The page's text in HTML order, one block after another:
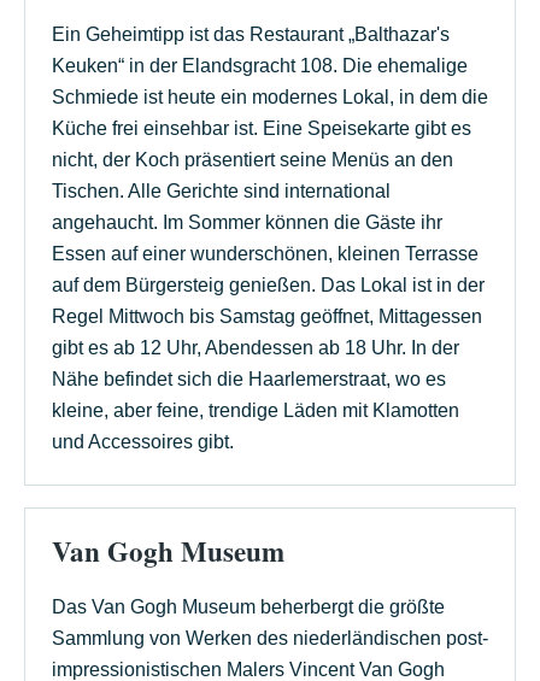
Ein Geheimtipp ist das Restaurant „Balthazar's
Keuken“ in der Elandsgracht 108. Die ehemalige
Schmiede ist heute ein modernes Lokal, in dem die
Küche frei einsehbar ist. Eine Speisekarte gibt es
nicht, der Koch präsentiert seine Menüs an den
Tischen. Alle Gerichte sind international
angehaucht. Im Sommer können die Gäste ihr
Essen auf einer wunderschönen, kleinen Terrasse
auf dem Bürgersteig genießen. Das Lokal ist in der
Regel Mittwoch bis Samstag geöffnet, Mittagessen
gibt es ab 12 Uhr, Abendessen ab 18 Uhr. In der
Nähe befindet sich die Haarlemerstraat, wo es
kleine, aber feine, trendige Läden mit Klamotten
und Accessoires gibt.
Van Gogh Museum
Das Van Gogh Museum beherbergt die größte
Sammlung von Werken des niederländischen post-
impressionistischen Malers Vincent Van Gogh